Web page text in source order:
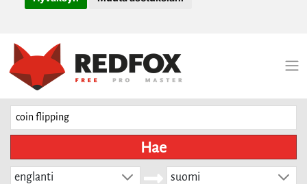
Hae
englanti suomi